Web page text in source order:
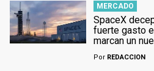
MERCADO
SpaceX
fuerte gasto
marcan un
PorREDACCION